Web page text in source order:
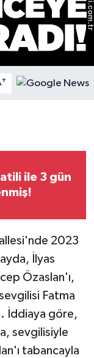
+
ile 3 gün
2023
İlyas
Özaslan'ı,
Fatma
İddiaya göre,
sevgilisiyle
tabancayla